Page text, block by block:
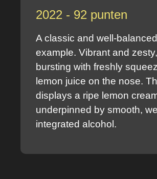
2022 - 92 punten
A classic and well-balanced
example. Vibrant and zesty,
bursting with freshly
lemon juice on the nose.
displays a ripe lemon
underpinned by smooth,
integrated alcohol.